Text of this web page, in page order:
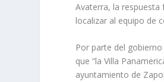
Avaterra, la
localizar al equipo de
Por parte del
que “la Villa
ayuntamiento de